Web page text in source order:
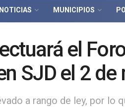
NOTICIAS MUNICIPIOS
el
SJD el 2 de
a rango de ley, por lo